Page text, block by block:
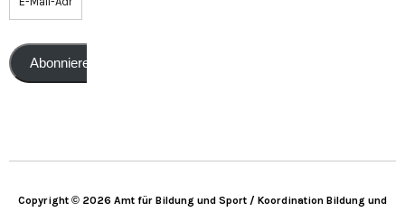
Abonnieren
Copyright © 2026 Amt für Bildung und Sport / Koordination Bildung und